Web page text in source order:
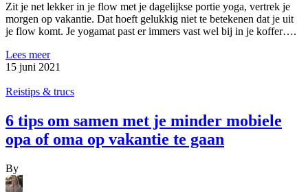
Zit je net lekker in je flow met je dagelijkse portie yoga, vertrek je
morgen op vakantie. Dat hoeft gelukkig niet te betekenen dat je uit
je flow komt. Je yogamat past er immers vast wel bij in je koffer….
Lees meer
15 juni 2021
Reistips & trucs
6 tips om samen met je minder mobiele
opa of oma op vakantie te gaan
By